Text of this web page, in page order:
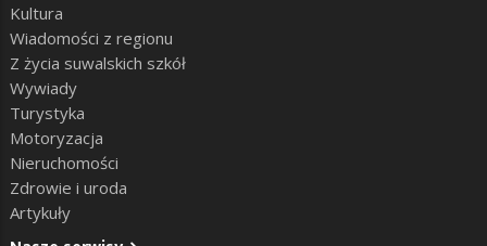
Kultura
Wiadomości z regionu
Z życia suwalskich szkół
Wywiady
Turystyka
Motoryzacja
Nieruchomości
Zdrowie i uroda
Artykuły